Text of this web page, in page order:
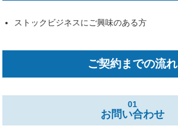
ストックビジネスにご興味のある方
ご契約までの流れ
01
お問い合わせ